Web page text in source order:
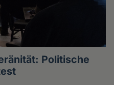
Politische